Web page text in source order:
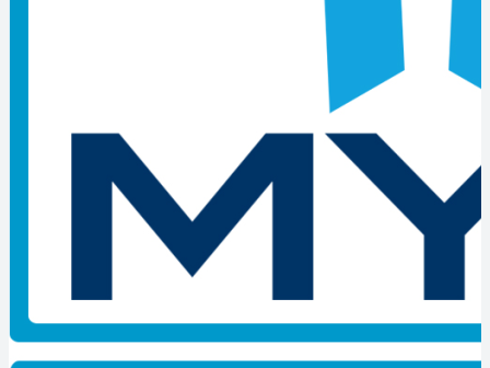
Belgelendirme kuruluşlarınca, ulusal yeterliliklerde tanımlanan
esaslara göre uygulanan ölçme ve değerlendirme faaliyetlerinin
sonunda başarılı olabilen bireylere verilmektedir. Kişinin, söz
konusu yeterlilikte, bilgi, beceri ve yetkinliğe sahip olduğunu
avantajları bulunmaktadır. Ulusal yeterlilik sistemi, işsizliğin
azalması, ülkenin ekonomik durumu ve istihdamın artması için
çeşitli katkılar sağlamaktadır. Nitelikli istihdamın artması da daha
kaliteli ürün ve hizmet sunmayı sağlar.Böylece yaşam standartlarını
Bu belge sadece sınavla belge verilmektedir. Bu alanda uzman
kişiler sizin bilginizi ölçerek bu belgeyi almayı hak edip,
etmediğinizi görmektedir.
Mesleki yeterlilik belgesini alabilmek için öncelikle belge alınacak
meslek belirlenir.